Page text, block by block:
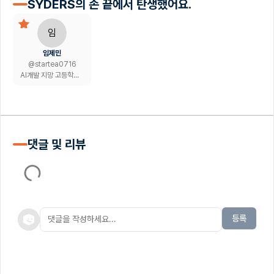
SYDERS의 손 끝에서 탄생했어요.
임
임제민
@startea0716
AI개발 지망 고등학생 개발자
댓글 및 리뷰
등록